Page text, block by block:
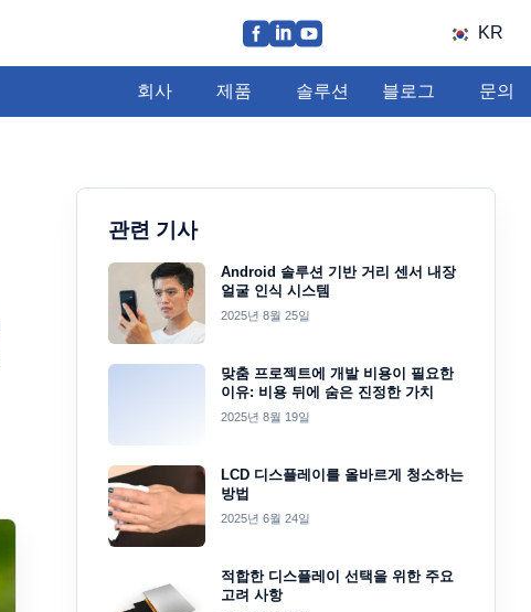
KR
회사 제품 솔루션 블로그 문의
관련 기사
Android 솔루션 기반 거리 센서 내장
얼굴 인식 시스템
2025년 8월 25일
맞춤 프로젝트에 개발 비용이 필요한
이유: 비용 뒤에 숨은 진정한 가치
2025년 8월 19일
LCD 디스플레이를 올바르게 청소하는
방법
2025년 6월 24일
적합한 디스플레이 선택을 위한 주요
고려 사항